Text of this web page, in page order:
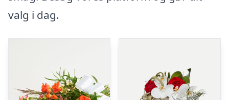
valg i dag.